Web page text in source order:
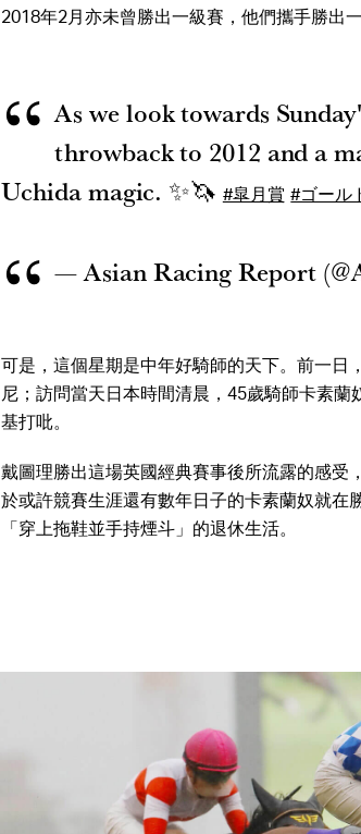
2018年2月亦未曾勝出一級賽，他們攜手勝出
As we look towards
throwback to 2012 and a
Uchida magic. ✨🦄 #皐月賞 #ゴール
— Asian Racing Report
可是，這個星期是中年好騎師的天下。前一日
尼；訪問當天日本時間清晨，45歲騎師卡素
基打吡。
戴圖理勝出這場英國經典賽事後所流露的感受
於或許競賽生涯還有數年日子的卡素蘭奴就在
「穿上拖鞋並手持煙斗」的退休生活。